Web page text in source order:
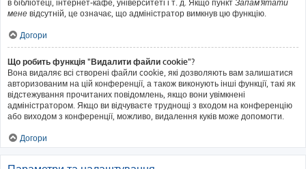
в бібліотеці, інтернет-кафе, університеті і т. д. Якщо пункт Запам'ятати
мене відсутній, це означає, що адміністратор вимкнув цю функцію.
Догори
Що робить функція "Видалити файли cookie"?
Вона видаляє всі створені файли cookie, які дозволяють вам залишатися
авторизованим на цій конференції, а також виконують інші функції, такі як
відстежування прочитаних повідомлень, якщо вони увімкнені
адміністратором. Якщо ви відчуваєте труднощі з входом на конференцію
або виходом з конференції, можливо, видалення куків може допомогти.
Догори